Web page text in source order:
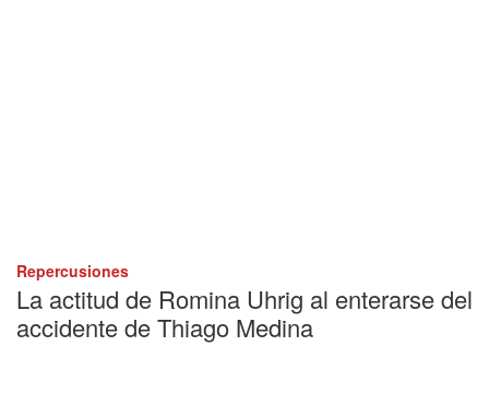
Repercusiones
La actitud de Romina Uhrig al enterarse del
accidente de Thiago Medina